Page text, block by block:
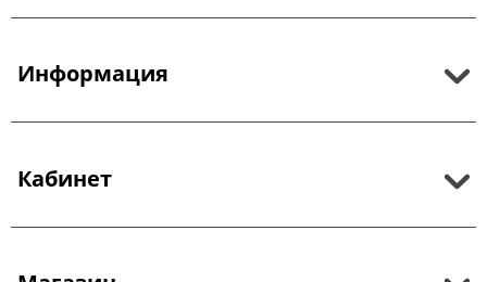
Информация
Кабинет